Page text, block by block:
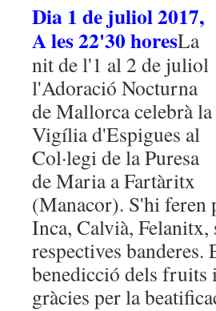
Dia 1 de juliol 2017,
A les 22'30 horesLa
nit de l'1 al 2 de juliol
l'Adoració Nocturna
de Mallorca celebrà la
Vigília d'Espigues al
Col·legi de la Puresa
de Maria a Fartàritx
(Manacor). S'hi feren
Inca, Calvià, Felanitx,
respectives banderes.
benedicció dels fruits
gràcies per la